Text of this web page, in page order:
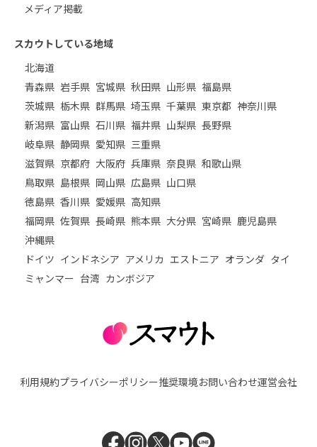
メディア掲載
スカウトしている地域
北海道
青森県 岩手県 宮城県 秋田県 山形県 福島県
茨城県 栃木県 群馬県 埼玉県 千葉県 東京都 神奈川県
新潟県 富山県 石川県 福井県 山梨県 長野県
岐阜県 静岡県 愛知県 三重県
滋賀県 京都府 大阪府 兵庫県 奈良県 和歌山県
鳥取県 島根県 岡山県 広島県 山口県
徳島県 香川県 愛媛県 高知県
福岡県 佐賀県 長崎県 熊本県 大分県 宮崎県 鹿児島県
沖縄県
ドイツ インドネシア アメリカ エストニア オランダ タイ
ミャンマー 台湾 カンボジア
利用規約プライバシーポリシー推奨環境お問い合わせ運営会社